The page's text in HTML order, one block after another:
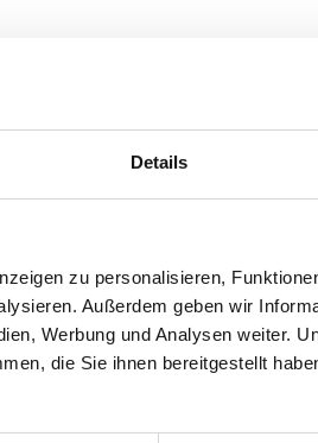
Details
zu personalisieren,
Außerdem geben wir
Werbung und Analysen weiter.
die Sie ihnen bereitgestellt
PS, transparent,